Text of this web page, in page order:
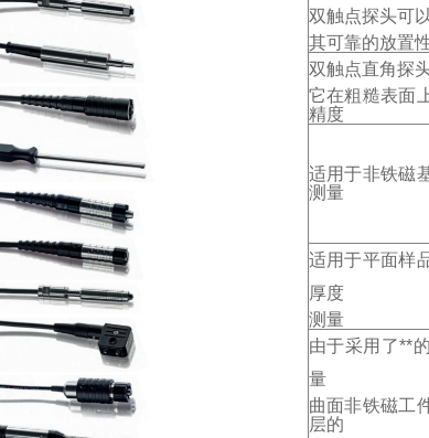
双触点探头可
其可靠的放置
双触点直角探
它在粗糙表面
精度
适用于非铁磁
测量
适用于平面样
厚度
测量
由于采用了**
量
曲面非铁磁工
层的